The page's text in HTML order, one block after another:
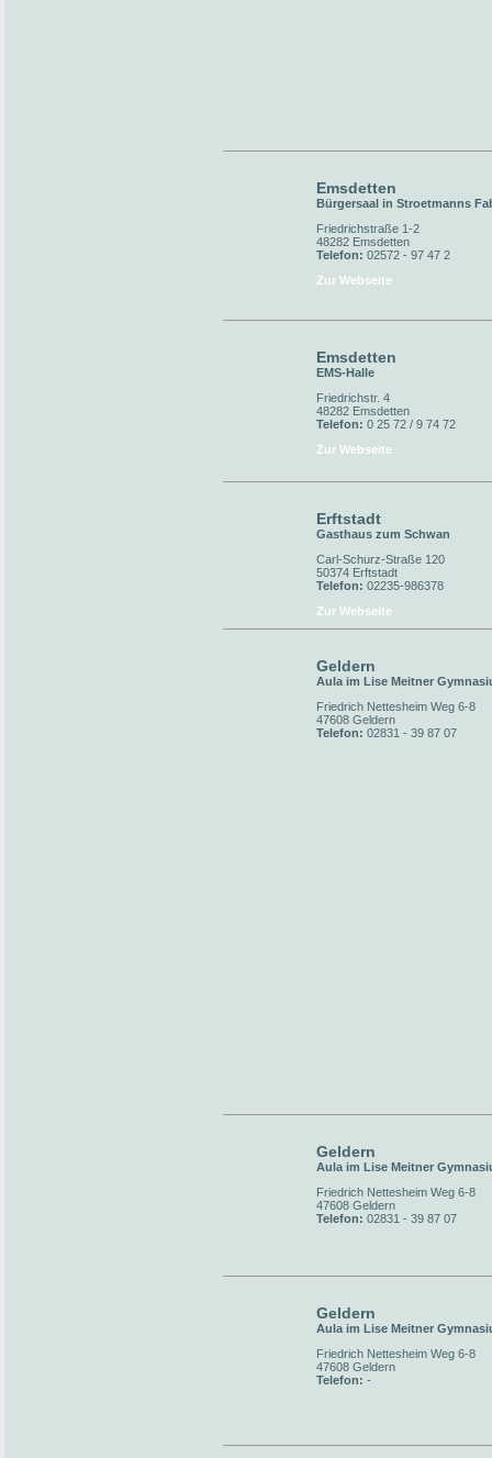
Emsdetten
Bürgersaal in Stroetmanns
Friedrichstraße 1-2
48282 Emsdetten
Telefon: 02572 - 97 47 2
Zur Webseite
Emsdetten
EMS-Halle
Friedrichstr. 4
48282 Emsdetten
Telefon: 0 25 72 / 9 74 72
Zur Webseite
Erftstadt
Gasthaus zum Schwan
Carl-Schurz-Straße 120
50374 Erftstadt
Telefon: 02235-986378
Zur Webseite
Geldern
Aula im Lise Meitner
Friedrich Nettesheim Weg 6-8
47608 Geldern
Telefon: 02831 - 39 87 07
Geldern
Aula im Lise Meitner
Friedrich Nettesheim Weg 6-8
47608 Geldern
Telefon: 02831 - 39 87 07
Geldern
Aula im Lise Meitner
Friedrich Nettesheim Weg 6-8
47608 Geldern
Telefon: -